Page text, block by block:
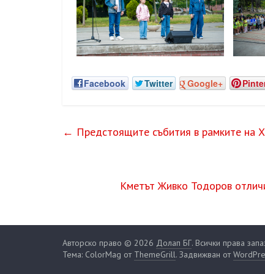
Facebook Twitter Google+
← Предстоящите събития в рамките на
Кметът Живко Тодоров
Авторско право © 2026 Долап БГ. Всички права
Тема: ColorMag от ThemeGrill. Задвижван от